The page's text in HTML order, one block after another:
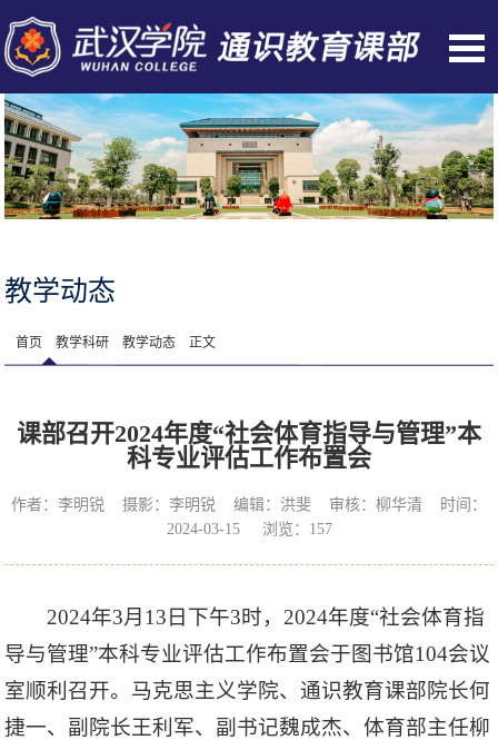
教学动态
首页 教学科研 教学动态 正文
课部召开2024年度“社会体育指导与管理”本
科专业评估工作布置会
作者：李明锐 摄影：李明锐 编辑：洪斐 审核：柳华清 时间：
2024-03-15 浏览： 157
2024年3月13日下午3时，2024年度“社会体育指
导与管理”本科专业评估工作布置会于图书馆104会议
室顺利召开。马克思主义学院、通识教育课部院长何
捷一、副院长王利军、副书记魏成杰、体育部主任柳